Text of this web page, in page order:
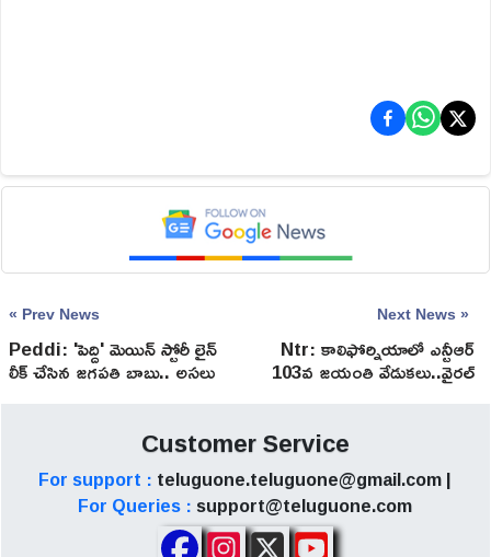
« Prev News
Peddi: 'పెద్ది' మెయిన్ స్టోరీ లైన్
లీక్ చేసిన జగపతి బాబు.. అసలు
Next News »
Ntr: కాలిఫోర్నియాలో ఎన్టీఆర్
103వ జయంతి వేడుకలు..వైరల్
అవుతున్న పూర్తి మ్యాటర్
Customer Service
For support : teluguone.teluguone@gmail.com |
For Queries : support@teluguone.com